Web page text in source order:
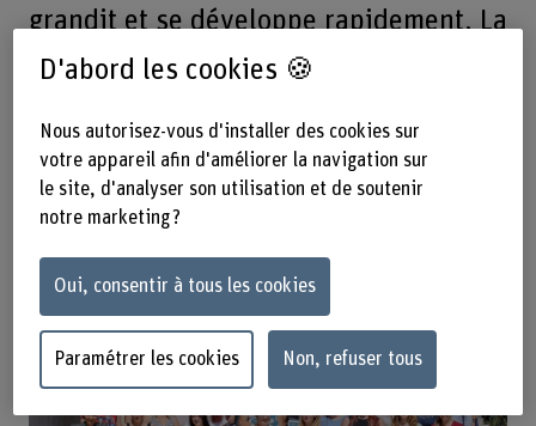
grandit et se développe rapidement. La
demande de spécialistes bien formé-e-
45 passionné-e-s de chevaux ont
terminé avec succès le cours
spécialisé Equigarde® 2022/23,
D'abord les cookies 🍪
Nous autorisez-vous d'installer des cookies sur
votre appareil afin d'améliorer la navigation sur
le site, d'analyser son utilisation et de soutenir
notre marketing ?
Oui, consentir à tous les cookies
Paramétrer les cookies Non, refuser tous